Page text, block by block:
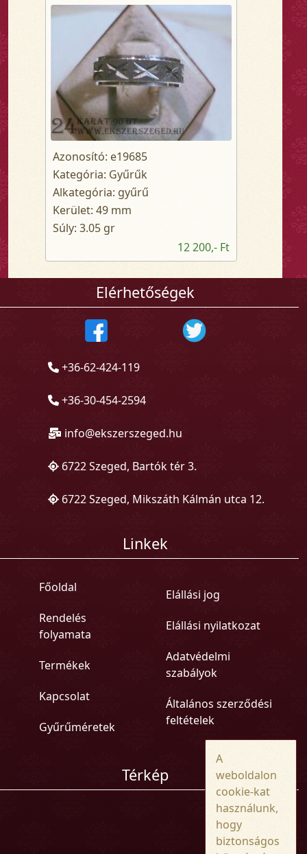
Azonosító: e19685
Kategória: Gyűrűk
Alkategória: gyűrű
Kerület: 49 mm
Súly: 3.05 gr
12 200,- Ft
Elérhetőségek
+36-62-424-119
+36-30-454-2594
info@ekszerszeged.hu
6722 Szeged, Bartók tér 3.
6722 Szeged, Mikszáth Kálmán utca 12.
Linkek
Főoldal
Rendelés
folyamata
Termékek
Kapcsolat
Gyűrűméretek
Elállási jog
Elállási nyilatkozat
Adatvédelmi
szabályok
Általános szerződési
feltételek
Térkép
A
weboldalon
cookie-kat
használunk,
hogy
biztonságos